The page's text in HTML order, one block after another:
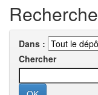
Recherche
Dans :
Chercher